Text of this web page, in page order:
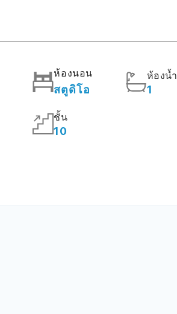
ห้องนอน
สตูดิโอ
ห้องน้ำ
1
ชั้น
10